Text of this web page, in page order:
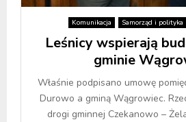
Komunikacja Samorząd i polityka
Leśnicy wspierają
gminie
Właśnie podpisano umowę
Durowo a gminą Wągrowiec.
drogi gminnej Czekanowo –